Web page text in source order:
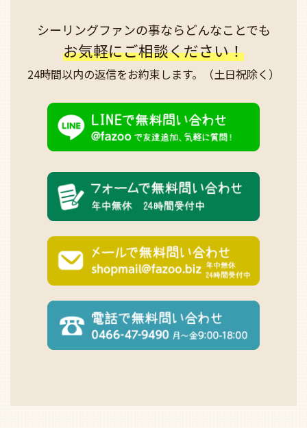
シーリングファンの事ならどんなことでも
お気軽にご相談ください！
24時間以内の返信をお約束します。 （土日祝除く）